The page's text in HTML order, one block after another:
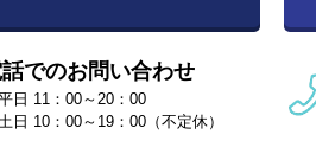
でのお問い合わせ
日 11：00～20：00
日 10：00～19：00（不定休）